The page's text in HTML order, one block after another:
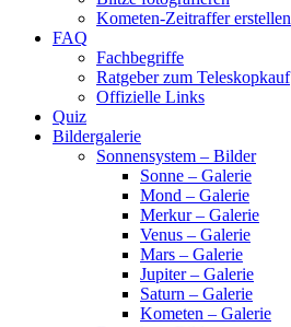
Kometen-Zeitraffer erstellen
FAQ
Fachbegriffe
Ratgeber zum Teleskopkauf
Offizielle Links
Quiz
Bildergalerie
Sonnensystem – Bilder
Sonne – Galerie
Mond – Galerie
Merkur – Galerie
Venus – Galerie
Mars – Galerie
Jupiter – Galerie
Saturn – Galerie
Kometen – Galerie